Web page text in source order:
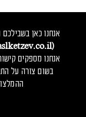
אנחנו כאן
(www.nihnaslketzev.co.il)
אנחנו מספקים
בשום צורה על